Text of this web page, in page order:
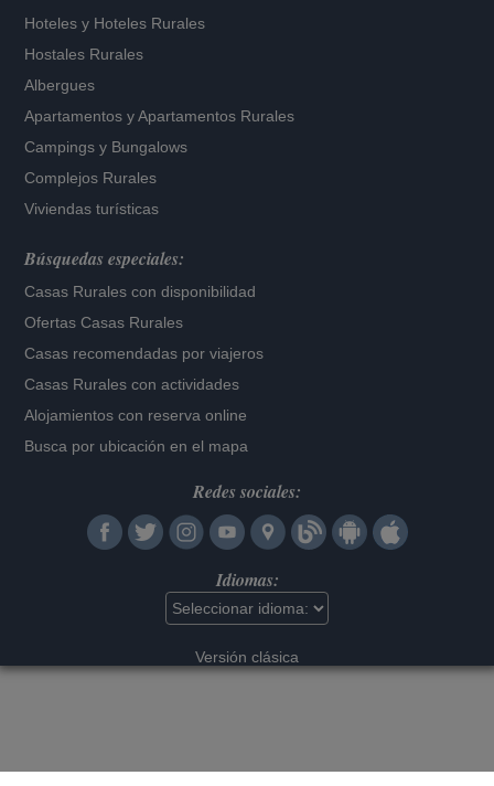
Hoteles y Hoteles Rurales
Hostales Rurales
Albergues
Apartamentos yApartamentos Rurales
Campings y Bungalows
Complejos Rurales
Viviendas turísticas
Búsquedas especiales:
Casas Rurales con disponibilidad
Ofertas Casas Rurales
Casas recomendadas por viajeros
Casas Rurales con actividades
Alojamientos con reserva online
Busca por ubicación en el mapa
Redes sociales:
Idiomas:
Versión clásica